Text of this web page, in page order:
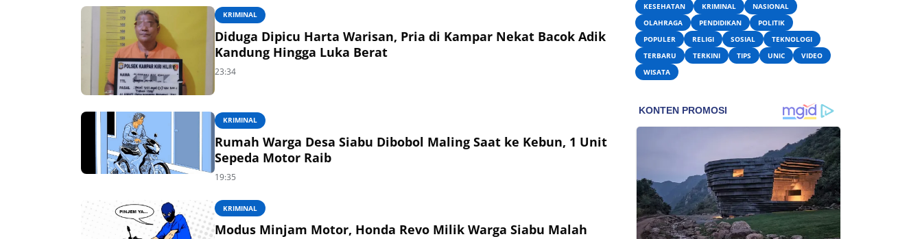
KRIMINAL
Diduga Dipicu Harta Warisan, Pria di Kampar Nekat Bacok Adik
Kandung Hingga Luka Berat
23:34
KRIMINAL
Rumah Warga Desa Siabu Dibobol Maling Saat ke Kebun, 1 Unit
Sepeda Motor Raib
19:35
KRIMINAL
Modus Minjam Motor, Honda Revo Milik Warga Siabu Malah
KESEHATAN
KRIMINAL
NASIONAL
OLAHRAGA
PENDIDIKAN
POLITIK
POPULER
RELIGI SOSIAL
TEKNOLOGI
TERBARU
TERKINI TIPS UNIC
VIDEO
WISATA